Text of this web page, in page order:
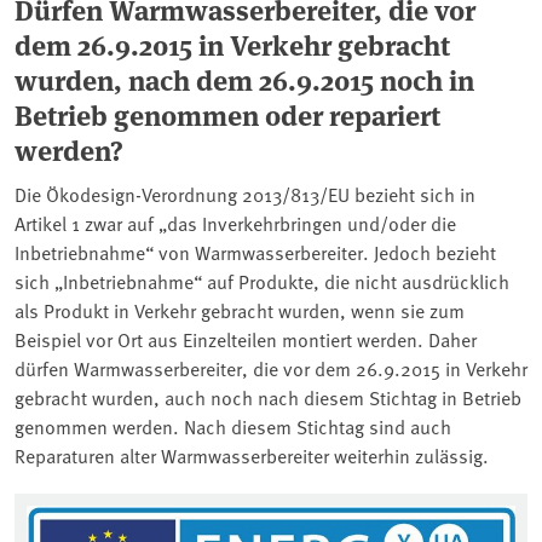
Dürfen Warmwasserbereiter, die vor
dem 26.9.2015 in Verkehr gebracht
wurden, nach dem 26.9.2015 noch in
Betrieb genommen oder repariert
werden?
Die Ökodesign-Verordnung 2013/813/EU bezieht sich in
Artikel 1 zwar auf „das Inverkehrbringen und/oder die
Inbetriebnahme“ von Warmwasserbereiter. Jedoch bezieht
sich „Inbetriebnahme“ auf Produkte, die nicht ausdrücklich
als Produkt in Verkehr gebracht wurden, wenn sie zum
Beispiel vor Ort aus Einzelteilen montiert werden. Daher
dürfen Warmwasserbereiter, die vor dem 26.9.2015 in Verkehr
gebracht wurden, auch noch nach diesem Stichtag in Betrieb
genommen werden. Nach diesem Stichtag sind auch
Reparaturen alter Warmwasserbereiter weiterhin zulässig.
Associated content